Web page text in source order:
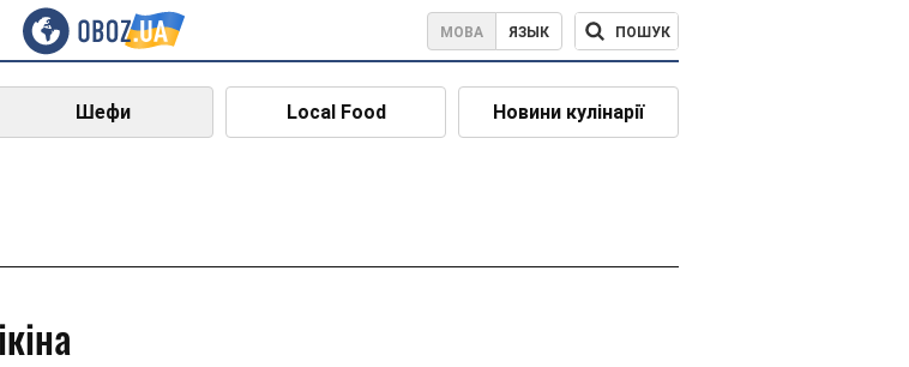
МОВА ЯЗЫК ПОШУК
Шефи Local Food Новини кулінарії